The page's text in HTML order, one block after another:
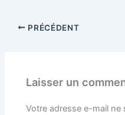
PRÉCÉDENT
Laisser un
Votre adresse e-mail ne